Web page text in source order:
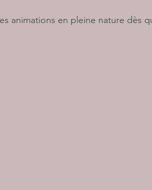
animations en pleine nature dès